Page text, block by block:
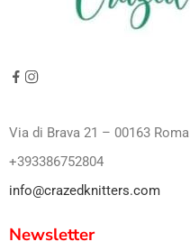
Via di Brava 21 – 00163 Roma
+393386752804
info@crazedknitters.com
Newsletter